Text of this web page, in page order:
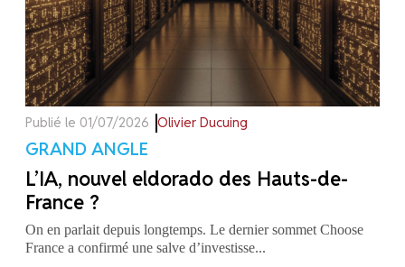
Publié le 01/07/2026 Olivier Ducuing
GRAND ANGLE
L’IA, nouvel eldorado des Hauts-de-
France ?
On en parlait depuis longtemps. Le dernier sommet Choose
France a confirmé une salve d’investisse...